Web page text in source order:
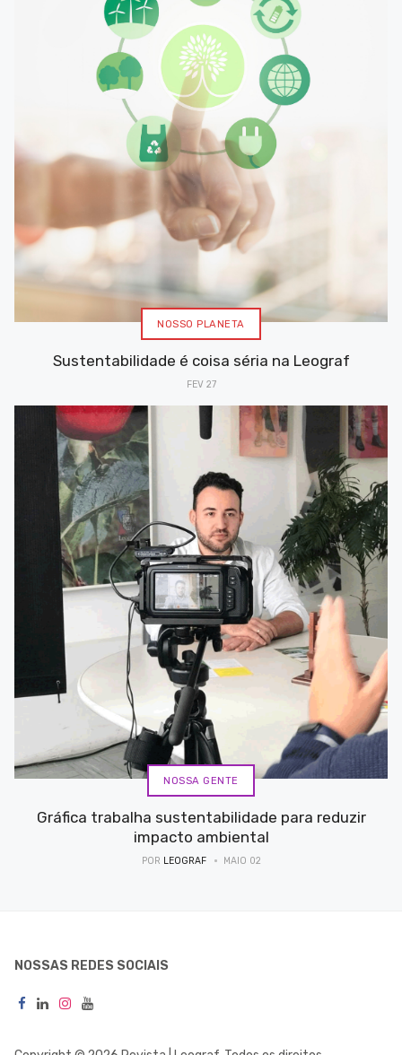
NOSSO PLANETA
Sustentabilidade é coisa séria na Leograf
FEV 27
NOSSA GENTE
Gráfica trabalha sustentabilidade para reduzir
impacto ambiental
POR LEOGRAF MAIO 02
NOSSAS REDES SOCIAIS